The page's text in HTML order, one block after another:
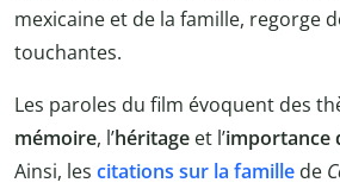
mexicaine et de la famille, regorge
touchantes.
Les paroles du film évoquent des
mémoire, l’héritage et l’importance
Ainsi, les citations sur la famille de